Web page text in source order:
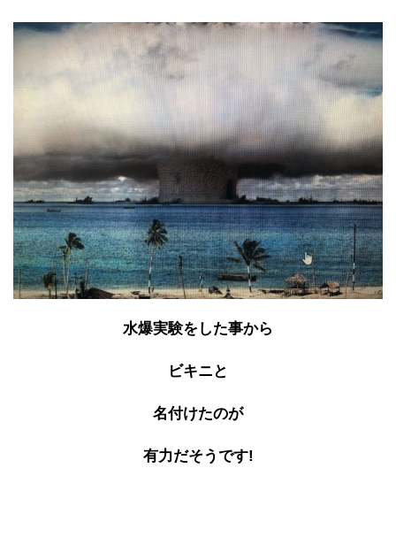
水爆実験をした事から
ビキニと
名付けたのが
有力だそうです!